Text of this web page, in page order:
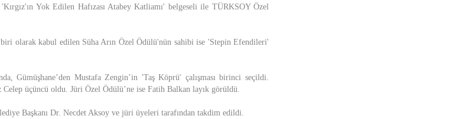
Yok Edilen Hafızası Atabey Katliamı' belgeseli ile TÜRKSOY Özel
biri olarak kabul edilen Süha Arın Özel Ödülü'nün sahibi ise 'Stepin Efendileri'
Gümüşhane’den Mustafa Zengin’in 'Taş Köprü' çalışması birinci seçildi.
üçüncü oldu. Jüri Özel Ödülü’ne ise Fatih Balkan layık görüldü.
Başkanı Dr. Necdet Aksoy ve jüri üyeleri tarafından takdim edildi.